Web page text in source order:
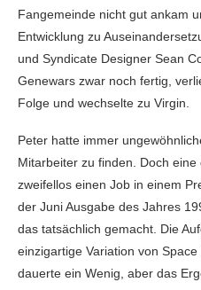
Fangemeinde nicht gut ankam
Entwicklung zu
und Syndicate Designer Sean
Genewars zwar noch fertig,
Folge und wechselte zu Virgin.
Peter hatte immer
Mitarbeiter zu finden. Doch
zweifellos einen Job in einem
der Juni Ausgabe des Jahres
das tatsächlich gemacht. Die
einzigartige Variation von
dauerte ein Wenig, aber das